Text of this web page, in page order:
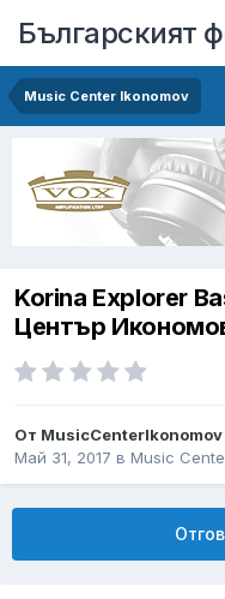
Българският
Music Center Ikonomov
Korina Explorer
Център
От MusicCenterIkonomov
Май 31, 2017 в Music